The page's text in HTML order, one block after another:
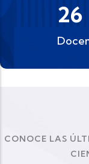
31
CONOCE LAS